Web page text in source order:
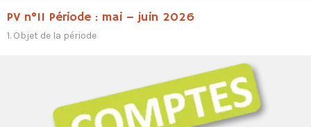
PV n°11 Période : mai – juin 2026
1. Objet de la période